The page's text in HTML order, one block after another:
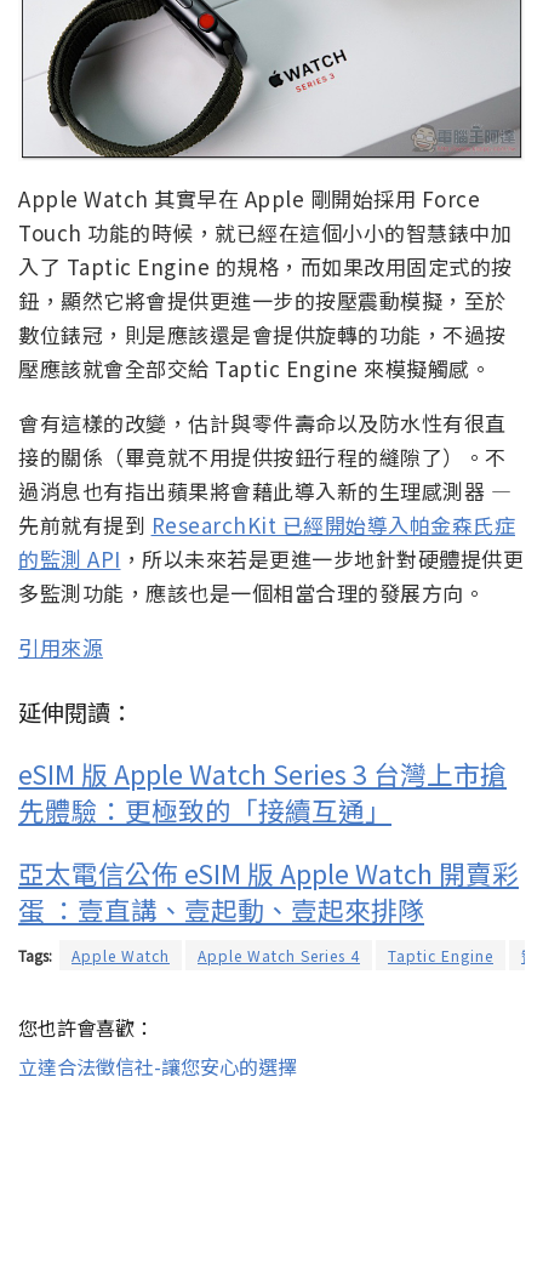
Apple Watch 其實早在 Apple 剛開始採用 Force
Touch 功能的時候，就已經在這個小小的智慧錶中加
入了 Taptic Engine 的規格，而如果改用固定式的按
鈕，顯然它將會提供更進一步的按壓震動模擬，至於
數位錶冠，則是應該還是會提供旋轉的功能，不過按
壓應該就會全部交給 Taptic Engine 來模擬觸感。
會有這樣的改變，估計與零件壽命以及防水性有很直
接的關係（畢竟就不用提供按鈕行程的縫隙了）。不
過消息也有指出蘋果將會藉此導入新的生理感測器 —
先前就有提到 ResearchKit 已經開始導入帕金森氏症
的監測 API ，所以未來若是更進一步地針對硬體提供更
多監測功能，應該也是一個相當合理的發展方向。
引用來源
延伸閱讀：
eSIM 版 Apple Watch Series 3 台灣上市搶
先體驗：更極致的「接續互通」
亞太電信公佈 eSIM 版 Apple Watch 開賣彩
蛋 ：壹直講、壹起動、壹起來排隊
Tags: Apple Watch Apple Watch Series 4 Taptic Engine 智
您也許會喜歡：
立達合法徵信社-讓您安心的選擇